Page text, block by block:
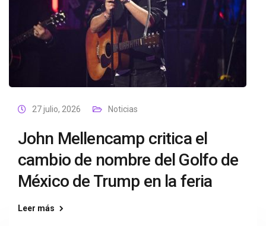
27 julio, 2026 Noticias
John Mellencamp critica el
cambio de nombre del Golfo de
México de Trump en la feria
Leer más